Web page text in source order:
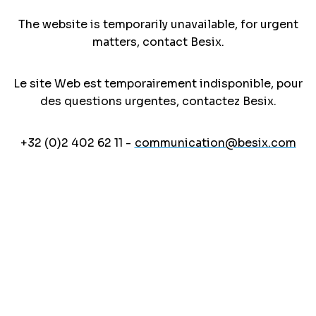
The website is temporarily unavailable, for urgent
matters, contact Besix.
Le site Web est temporairement indisponible, pour
des questions urgentes, contactez Besix.
+32 (0)2 402 62 11 - communication@besix.com